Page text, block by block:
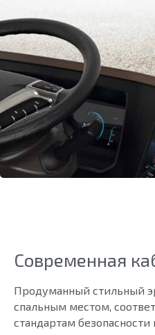
Современная
Продуманный стильный
спальным местом,
стандартам